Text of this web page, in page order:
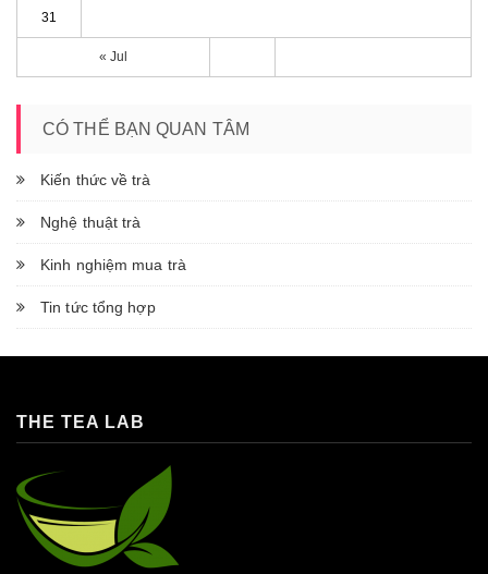
« Jul
31
CÓ THỂ BẠN QUAN TÂM
Kiến thức về trà
Nghệ thuật trà
Kinh nghiệm mua trà
Tin tức tổng hợp
THE TEA LAB